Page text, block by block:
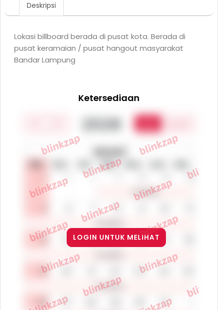
Deskripsi
Lokasi billboard berada di pusat kota. Berada di
pusat keramaian / pusat hangout masyarakat
Bandar Lampung
Ketersediaan
LOGIN UNTUK MELIHAT